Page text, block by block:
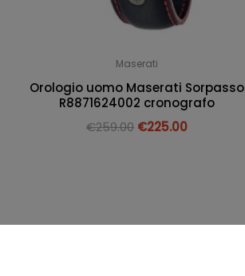
Maserati
Orologio uomo Maserati Sorpasso
R8871624002 cronografo
€259.00 €225.00